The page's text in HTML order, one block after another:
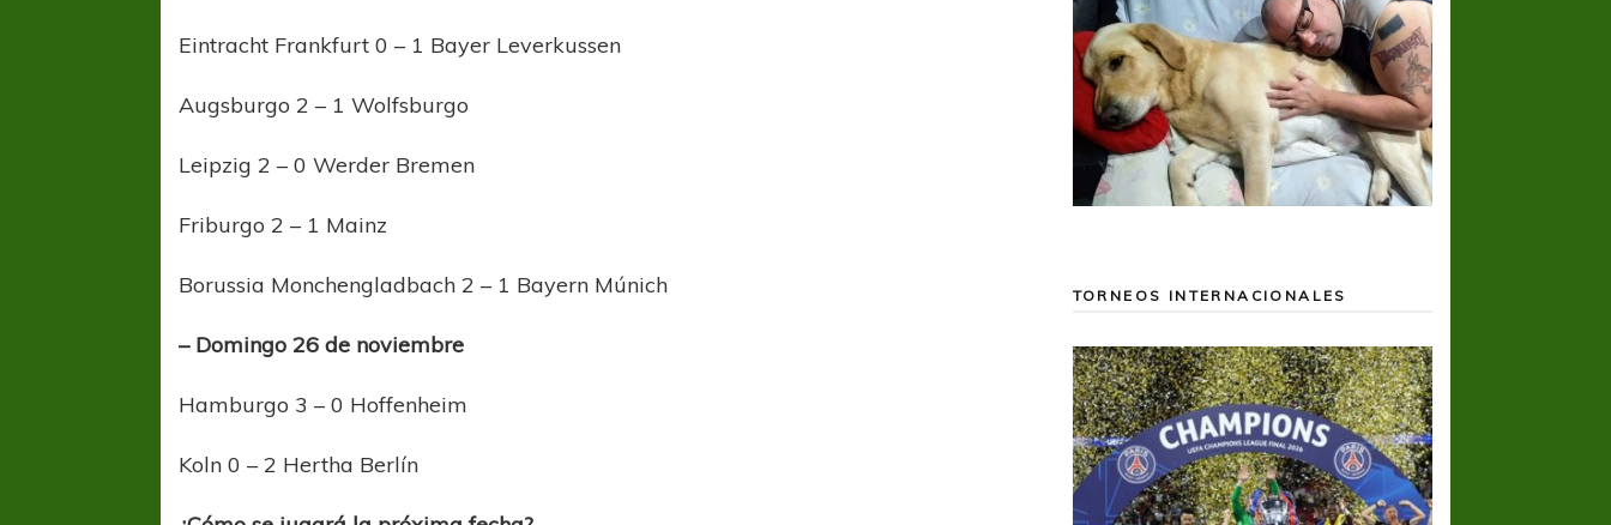
Eintracht Frankfurt 0 – 1 Bayer Leverkussen
Augsburgo 2 – 1 Wolfsburgo
Leipzig 2 – 0 Werder Bremen
Friburgo 2 – 1 Mainz
Borussia Monchengladbach 2 – 1 Bayern Múnich
– Domingo 26 de noviembre
Hamburgo 3 – 0 Hoffenheim
Koln 0 – 2 Hertha Berlín
TORNEOS INTERNACIONALES